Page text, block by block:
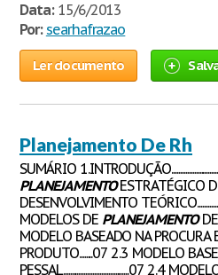
Data:15/6/2013
Por: searhafrazao
Ler documento
Planejamento De Rh
SUMÁRIO
PLANEJAMENTOESTRATÉGICO
DESENVOLVIMENTO
MODELOS DE PLANEJAMENTODE
MODELO BASEADO NA PROCURA
PRODUTO........07 2.3 MODELO
PESSAL......................................07 2.4